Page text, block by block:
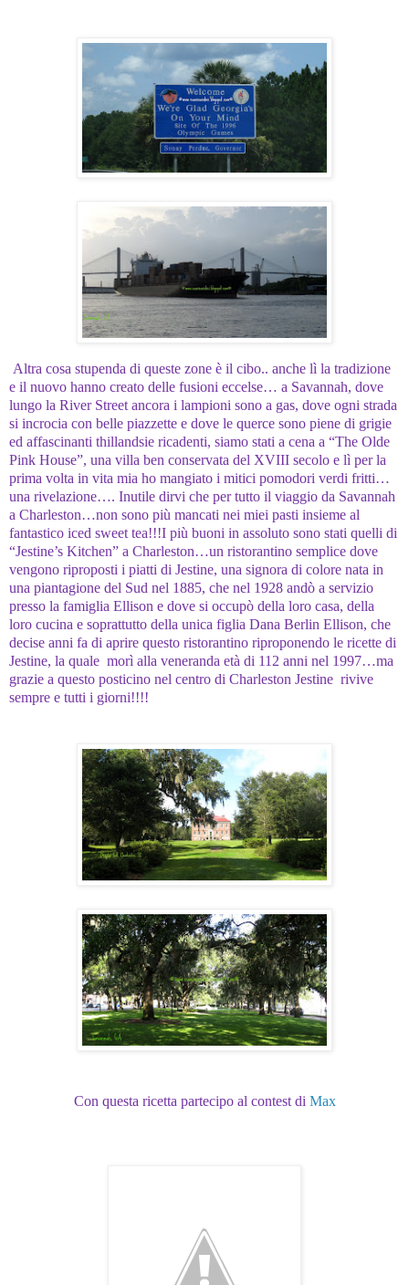
Altra cosa stupenda di queste zone è il cibo.. anche lì la tradizione
e il nuovo hanno creato delle fusioni eccelse… a Savannah, dove
lungo la River Street ancora i lampioni sono a gas, dove ogni strada
si incrocia con belle piazzette e dove le querce sono piene di grigie
ed affascinanti thillandsie ricadenti, siamo stati a cena a “The Olde
Pink House”, una villa ben conservata del XVIII secolo e lì per la
prima volta in vita mia ho mangiato i mitici pomodori verdi fritti…
una rivelazione…. Inutile dirvi che per tutto il viaggio da Savannah
a Charleston…non sono più mancati nei miei pasti insieme al
fantastico iced sweet tea!!!I più buoni in assoluto sono stati quelli di
“Jestine’s Kitchen” a Charleston…un ristorantino semplice dove
vengono riproposti i piatti di Jestine, una signora di colore nata in
una piantagione del Sud nel 1885, che nel 1928 andò a servizio
presso la famiglia Ellison e dove si occupò della loro casa, della
loro cucina e soprattutto della unica figlia Dana Berlin Ellison, che
decise anni fa di aprire questo ristorantino riproponendo le ricette di
Jestine, la quale morì alla veneranda età di 112 anni nel 1997…ma
grazie a questo posticino nel centro di Charleston Jestine rivive
sempre e tutti i giorni!!!!
Con questa ricetta partecipo al contest di Max